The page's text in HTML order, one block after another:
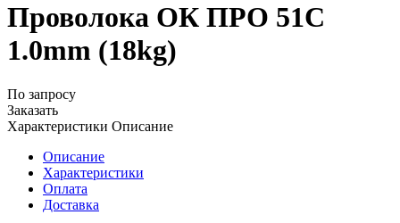
Проволока ОК ПРО 51С
1.0mm (18kg)
По запросу
Заказать
Характеристики Описание
Описание
Характеристики
Оплата
Доставка